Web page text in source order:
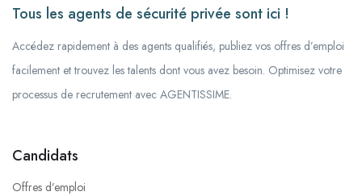
Tous les agents de sécurité privée sont ici !
Accédez rapidement à des agents qualifiés, publiez vos offres d’emploi
facilement et trouvez les talents dont vous avez besoin. Optimisez votre
processus de recrutement avec AGENTISSIME.
Candidats
Offres d’emploi